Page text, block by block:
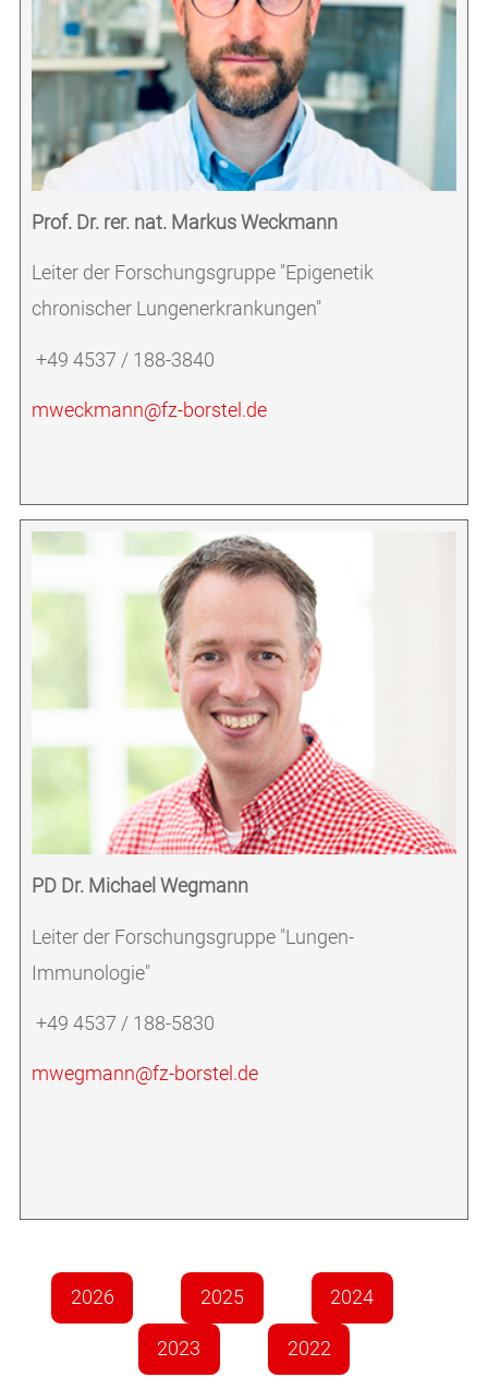
Prof. Dr. rer. nat. Markus Weckmann
Leiter der Forschungsgruppe "Epigenetik
chronischer Lungenerkrankungen"
+49 4537 / 188-3840
mweckmann@fz-borstel.de
PD Dr. Michael Wegmann
Leiter der Forschungsgruppe "Lungen-
Immunologie"
+49 4537 / 188-5830
mwegmann@fz-borstel.de
2026 2025 2024
2023 2022